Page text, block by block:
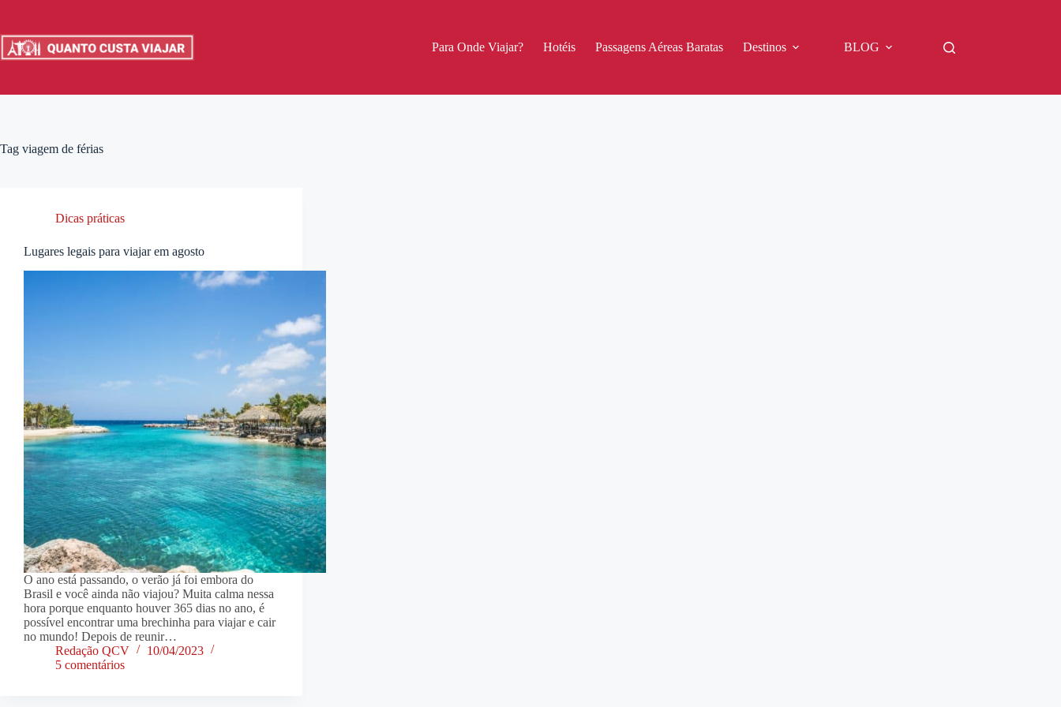
o
conteúdo
Para Onde Viajar? Hotéis Passagens Aéreas Baratas Destinos BLOG
Tag viagem de férias
Dicas práticas
Lugares legais para viajar em agosto
O ano está passando, o verão já foi embora do
Brasil e você ainda não viajou? Muita calma nessa
hora porque enquanto houver 365 dias no ano, é
possível encontrar uma brechinha para viajar e cair
no mundo! Depois de reunir…
Redação QCV
10/04/2023
5 comentários